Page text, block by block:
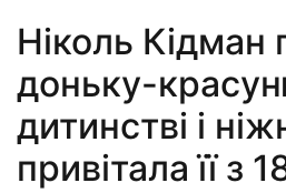
Ніколь Кідман
доньку-
дитинстві і
привітала її з